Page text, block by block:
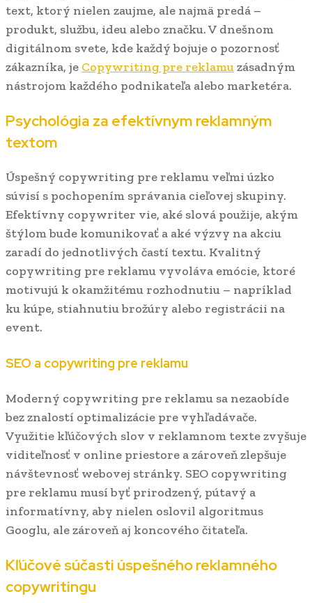
text, ktorý nielen zaujme, ale najmä predá –
produkt, službu, ideu alebo značku. V dnešnom
digitálnom svete, kde každý bojuje o pozornosť
zákazníka, je Copywriting pre reklamuzásadným
nástrojom každého podnikateľa alebo marketéra.
Psychológia za efektívnym reklamným
textom
Úspešný copywriting pre reklamu veľmi úzko
súvisí s pochopením správania cieľovej skupiny.
Efektívny copywriter vie, aké slová použije, akým
štýlom bude komunikovať a aké výzvy na akciu
zaradí do jednotlivých častí textu. Kvalitný
copywriting pre reklamu vyvoláva emócie, ktoré
motivujú k okamžitému rozhodnutiu – napríklad
ku kúpe, stiahnutiu brožúry alebo registrácii na
event.
SEO a copywriting pre reklamu
Moderný copywriting pre reklamu sa nezaobíde
bez znalostí optimalizácie pre vyhľadávače.
Využitie kľúčových slov v reklamnom texte zvyšuje
viditeľnosť v online priestore a zároveň zlepšuje
návštevnosť webovej stránky. SEO copywriting
pre reklamu musí byť prirodzený, pútavý a
informatívny, aby nielen oslovil algoritmus
Googlu, ale zároveň aj koncového čitateľa.
Kľúčové súčasti úspešného reklamného
copywritingu